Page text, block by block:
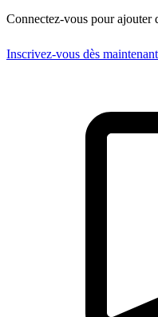
Connectez-vous pour ajouter
Inscrivez-vous dès maintenant